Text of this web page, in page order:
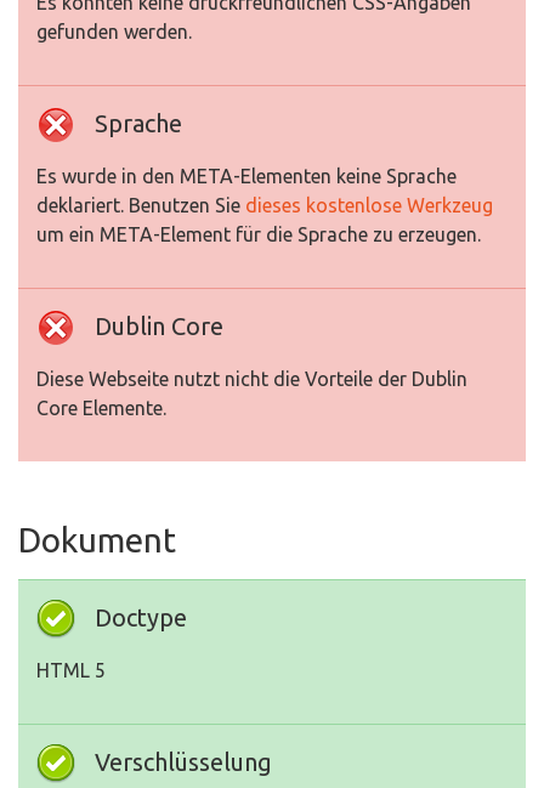
gefunden werden.
Sprache
Es wurde in den META-Elementen keine Sprache
deklariert. Benutzen Sie dieses kostenlose Werkzeug
um ein META-Element für die Sprache zu erzeugen.
Dublin Core
Diese Webseite nutzt nicht die Vorteile der Dublin
Core Elemente.
Dokument
Doctype
HTML 5
Verschlüsselung